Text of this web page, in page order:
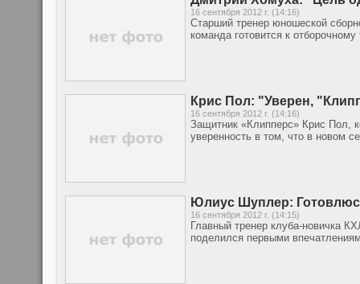
16 сентября 2012 г. (14:16)
Старший тренер юношеской
команда готовится к
Крис Пол: "Уверен,
16 сентября 2012 г. (14:16)
Защитник «Клипперс» Крис Пол,
уверенность в том, что в новом
Юлиус Шуплер:
16 сентября 2012 г. (14:15)
Главный тренер клуба-новичка
поделился первыми